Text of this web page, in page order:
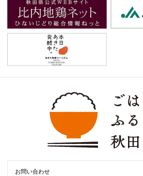
お問い合わせ